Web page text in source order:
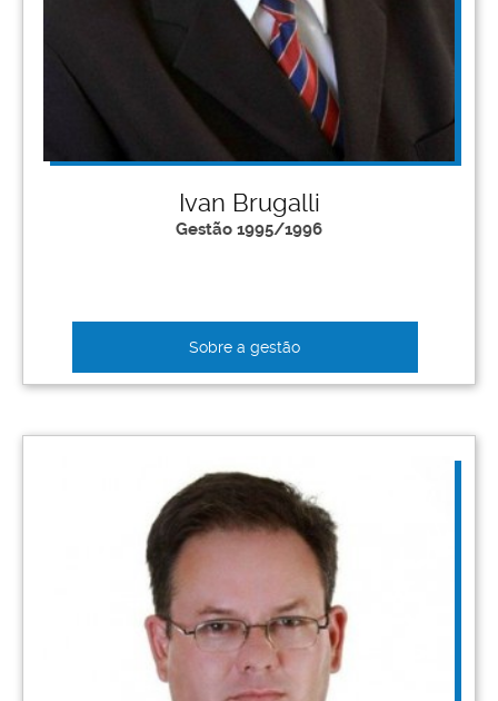
Ivan Brugalli
Gestão 1995/1996
Sobre a gestão